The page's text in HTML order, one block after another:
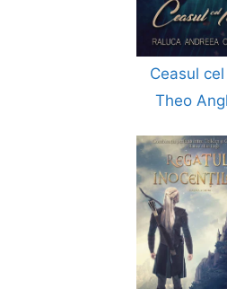
Ceasul
Theo